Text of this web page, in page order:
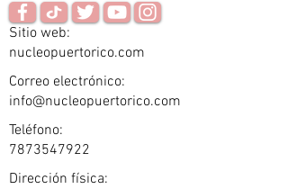
Sitio web:
nucleopuertorico.com
Correo electrónico:
info@nucleopuertorico.com
Teléfono:
7873547922
Dirección física: